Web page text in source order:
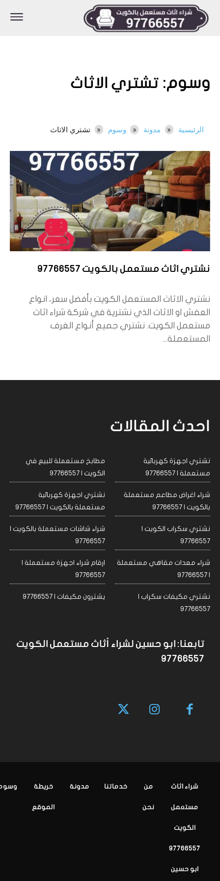
وسوم: تشتري الاثاث
الرئيسية مدونة وسوم تشتري الاثاث
نشتري اثاث مستعمل بالكويت 97766557
نشتري الاثاث المستعمل الكويت بأفضل سعر، انواع
العفش او الاثاث الذي نشترية في شركة شراء اثاث
مستعمل الكويت. نشتري جميع أنواع الغرف
المستعملة...
احدث المقالات
نشتري اجهزة كهربائية
مستعملة | 97766557
مطابخ مستعملة للبيع في
الكويت | 97766557
شراء اغراض مطاعم مستعملة
بالكويت | 97766557
نشتري اجهزة كهربائية
مستعملة بالكويت | 97766557
نشتري سكراب الكويت |
97766557
شراء شاشات مستعملة بالكويت |
97766557
شراء معدات مقاهي مستعملة
| 97766557
ارقام شراء اجهزة مستعملة |
97766557
نشتري مكيفات سكراب |
97766557
يشترون مكيفات | 97766557
تابعنا: ابو حسين لشراء أثاث مستعمل الكويت
97766557
شراء اثاث
مستعمل
الكويت
97766557
ابو حسين
من
نحن
خدماتنا مدونة خريطة
الموقع